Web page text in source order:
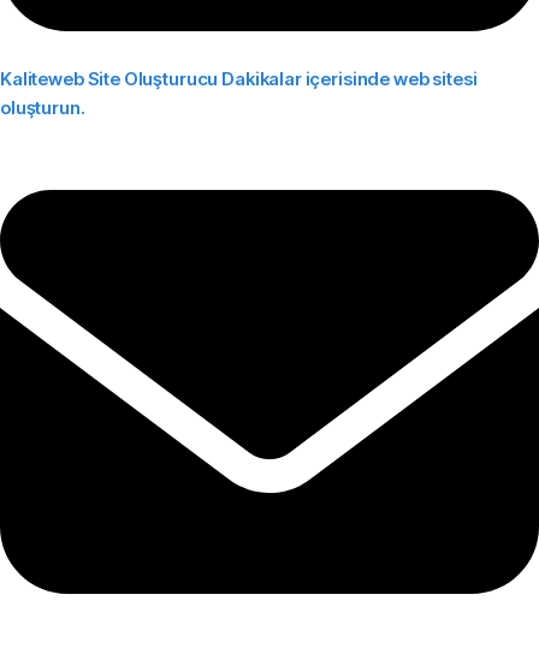
Kaliteweb Site Oluşturucu Dakikalar içerisinde web sitesi
oluşturun.